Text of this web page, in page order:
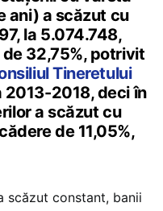
ani) a scăzut cu
la 5.074.748,
32,75%, potrivit
Tineretului
2013-2018, deci în
a scăzut cu
de 11,05%,
scăzut constant, banii